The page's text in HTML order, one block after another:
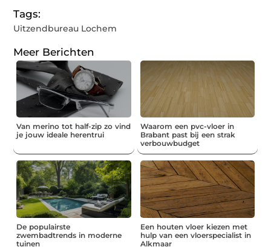
Tags:
Uitzendbureau Lochem
Meer Berichten
Van merino tot half-zip zo vind
je jouw ideale herentrui
Waarom een pvc-vloer in
Brabant past bij een strak
verbouwbudget
De populairste
zwembadtrends in moderne
tuinen
Een houten vloer kiezen met
hulp van een vloerspecialist in
Alkmaar